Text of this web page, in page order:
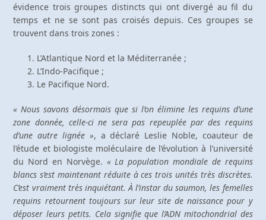
évidence trois groupes distincts qui ont divergé au fil du
temps et ne se sont pas croisés depuis. Ces groupes se
trouvent dans trois zones :
L’Atlantique Nord et la Méditerranée ;
L’Indo-Pacifique ;
Le Pacifique Nord.
« Nous savons désormais que si l’on élimine les requins d’une
zone donnée, celle-ci ne sera pas repeuplée par des requins
d’une autre lignée », a déclaré Leslie Noble, coauteur de
l’étude et biologiste moléculaire de l’évolution à l’université
du Nord en Norvège. « La population mondiale de requins
blancs s’est maintenant réduite à ces trois unités très discrètes.
C’est vraiment très inquiétant. À l’instar du saumon, les femelles
requins retournent toujours sur leur site de naissance pour y
déposer leurs petits. Cela signifie que l’ADN mitochondrial des